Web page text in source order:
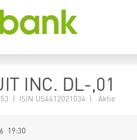
INC. DL-,01
| ISIN US4612021034 | Aktie
19:30